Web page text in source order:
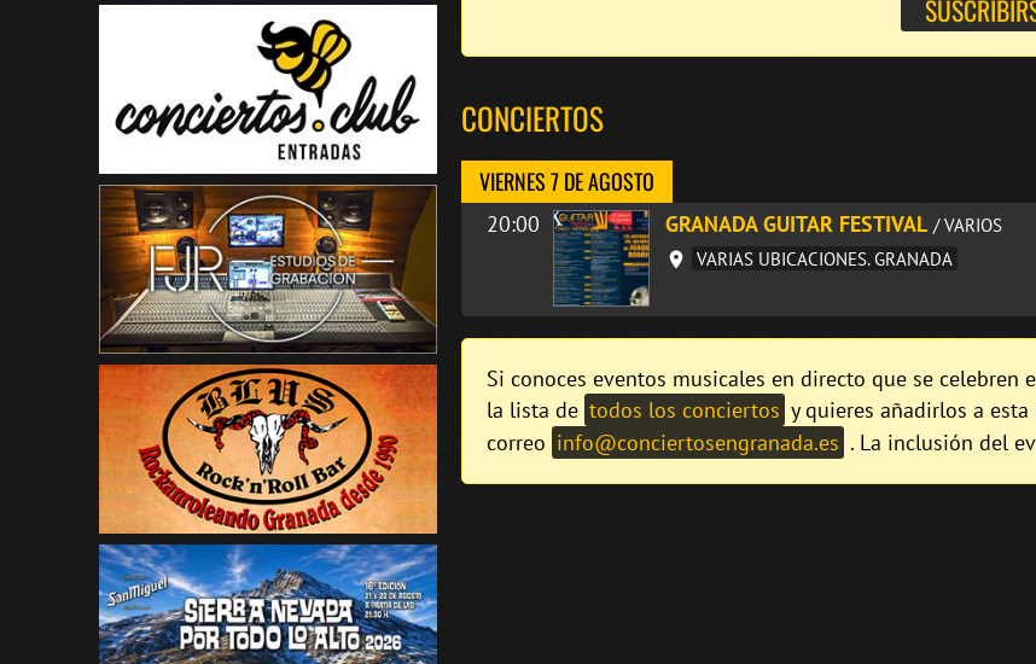
CONCIERTOS
VIERNES 7 DE AGOSTO
20:00 GRANADA GUITAR FESTIVAL / VARIOS
VARIAS UBICACIONES. GRANADA
Si conoces eventos musicales en directo que se celebren
la lista de todos los conciertos y quieres añadirlos a
correo info@conciertosengranada.es . La inclusión del